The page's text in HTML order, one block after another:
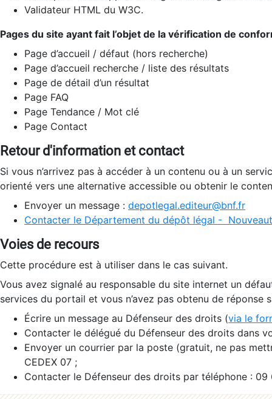
Validateur HTML du W3C.
Pages du site ayant fait l’objet de la vérification de
Page d’accueil / défaut (hors recherche)
Page d’accueil recherche / liste des résultats
Page de détail d’un résultat
Page FAQ
Page Tendance / Mot clé
Page Contact
Retour d'information et contact
Si vous n’arrivez pas à accéder à un contenu ou à un
orienté vers une alternative accessible ou obtenir le
Envoyer un message : depotlegal.editeur@bnf.fr
Contacter le Département du dépôt légal -
Voies de recours
Cette procédure est à utiliser dans le cas suivant.
Vous avez signalé au responsable du site internet un
services du portail et vous n’avez pas obtenu de réponse
Écrire un message au Défenseur des droits (via le
Contacter le délégué du Défenseur des droits dans
Envoyer un courrier par la poste (gratuit, ne pas
CEDEX 07 ;
Contacter le Défenseur des droits par téléphone :